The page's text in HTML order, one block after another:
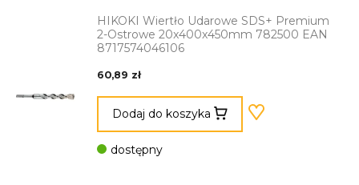
HIKOKI Wiertło Udarowe SDS+ Premium
2-Ostrowe 20x400x450mm 782500 EAN
8717574046106
60,89 zł
Dodaj do koszyka
dostępny